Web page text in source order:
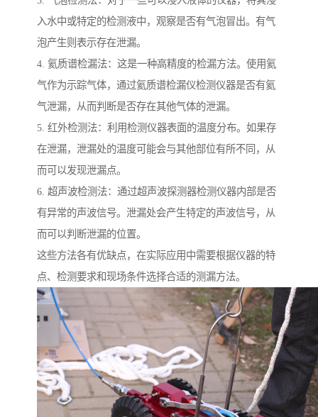
入水中或特定的检测液中，观察是否有气泡冒出。有气
泡产生则表示存在泄漏。
4. 氦质谱检漏法：这是一种高精度的检漏方法。使用氦
气作为示踪气体，通过氦质谱检漏仪检测仪器是否有氦
气泄漏，从而判断是否存在其他气体的泄漏。
5. 红外检测法：利用检测仪器表面的温度分布。如果存
在泄漏，泄漏处的温度可能会与其他部位有所不同，从
而可以发现泄漏点。
6. 超声波检测法：通过超声波探测器检测仪器内部是否
有异常的声波信号。泄漏处会产生特定的声波信号，从
而可以判断泄漏的位置。
这些方法各有优缺点，在实际应用中需要根据仪器的特
点、检测要求和现场条件选择合适的测漏方法。